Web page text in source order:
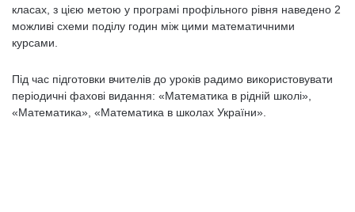
класах, з цією метою у програмі профільного рівня наведено 2
можливі схеми поділу годин між цими математичними
курсами.
Під час підготовки вчителів до уроків радимо використовувати
періодичні фахові видання: «Математика в рідній школі»,
«Математика», «Математика в школах України».